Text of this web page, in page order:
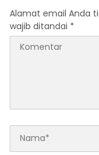
Alamat email Anda
wajib ditandai *